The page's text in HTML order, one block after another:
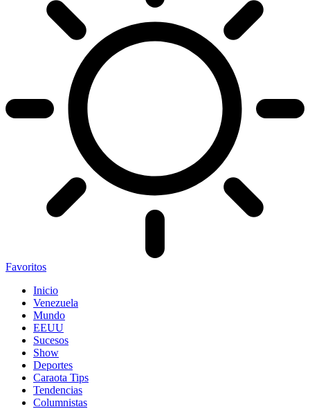
Favoritos
Inicio
Venezuela
Mundo
EEUU
Sucesos
Show
Deportes
Caraota Tips
Tendencias
Columnistas